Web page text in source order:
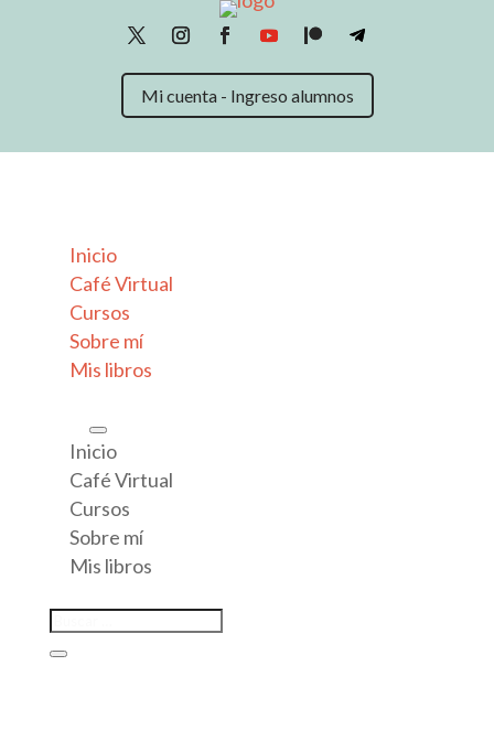
Mi cuenta - Ingreso alumnos
Inicio
Café Virtual
Cursos
Sobre mí
Mis libros
Inicio
Café Virtual
Cursos
Sobre mí
Mis libros